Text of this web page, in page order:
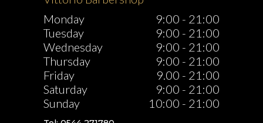
Monday
9:00 - 21:00
Tuesday
9:00 - 21:00
Wednesday
9:00 - 21:00
Thursday
9:00 - 21:00
Friday
9.00 - 21:00
Saturday
9:00 - 21:00
Sunday
10:00 - 21:00